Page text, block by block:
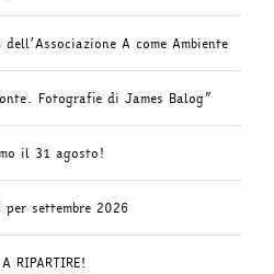
A come Ambiente
Fotografie di James Balog”
il 31 agosto!
settembre 2026
RIPARTIRE!